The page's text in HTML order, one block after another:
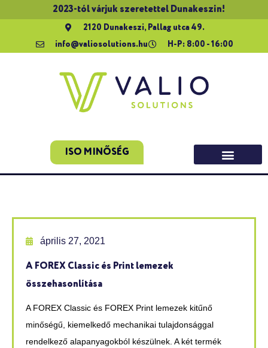
2023-tól várjuk szeretettel Dunakeszin!
2120 Dunakeszi, Pallag utca 49.
info@valiosolutions.hu
H-P: 8:00 - 16:00
ISO MINŐSÉG
április 27, 2021
A FOREX Classic és Print lemezek
összehasonlítása
A FOREX Classic és FOREX Print lemezek kitűnő
minőségű, kiemelkedő mechanikai tulajdonsággal
rendelkező alapanyagokból készülnek. A két termék